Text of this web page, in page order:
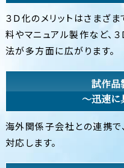
３Ｄ化のメリットはさまざ
料やマニュアル製作など、
法が多方面に広がります。
試作品
〜迅速に
海外関係子会社との連携で
対応します。